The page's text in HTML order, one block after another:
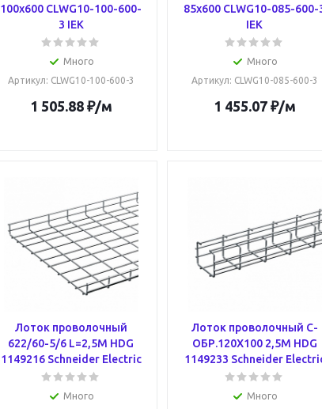
100х600 CLWG10-100-600-
3 IEK
Много
Артикул: CLWG10-100-600-3
1 505.88₽/м
85х600 CLWG10-085-600-
IEK
Много
Артикул: CLWG10-085-600-3
1 455.07₽/м
Лоток проволочный
622/60-5/6 L=2,5M HDG
1149216 Schneider Electric
Много
Лоток проволочный С-
ОБР.120X100 2,5M HDG
1149233 Schneider
Много